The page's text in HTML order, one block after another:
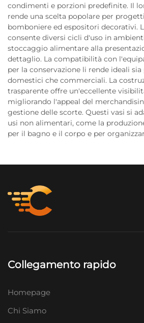
condimenti e porzioni predefinite. Il
rende una scelta popolare per
bomboniere ed espositori decorativi.
consente diversi cicli d'uso in
stoccaggio alimentare alla
dettaglio. La compatibilità con
per la conservazione li rende ideali sia
domestici che commerciali. La
trasparente offre un'eccellente
migliorando l'appeal del
gestione delle scorte. Questi vasi si
usi non alimentari, come la
per il bagno e il corpo e per
Collegamento rapido
Homepage
Chi Siamo